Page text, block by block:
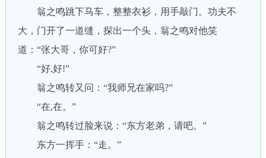
翁之鸣跳下马车，整整衣衫，用手敲门。功夫不
大，门开了一道缝，探出一个头，翁之鸣对他笑
道：“张大哥，你可好?”
“好,好!”
翁之鸣转又问：“我师兄在家吗?”
“在,在。”
翁之鸣转过脸来说：“东方老弟，请吧。”
东方一挥手：“走。”